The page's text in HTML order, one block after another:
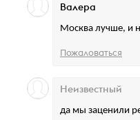
Москва лучше, и
Валера
Пожаловаться
да мы заценили
Неизвестный